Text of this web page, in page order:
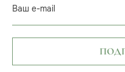
Ваш e-mail